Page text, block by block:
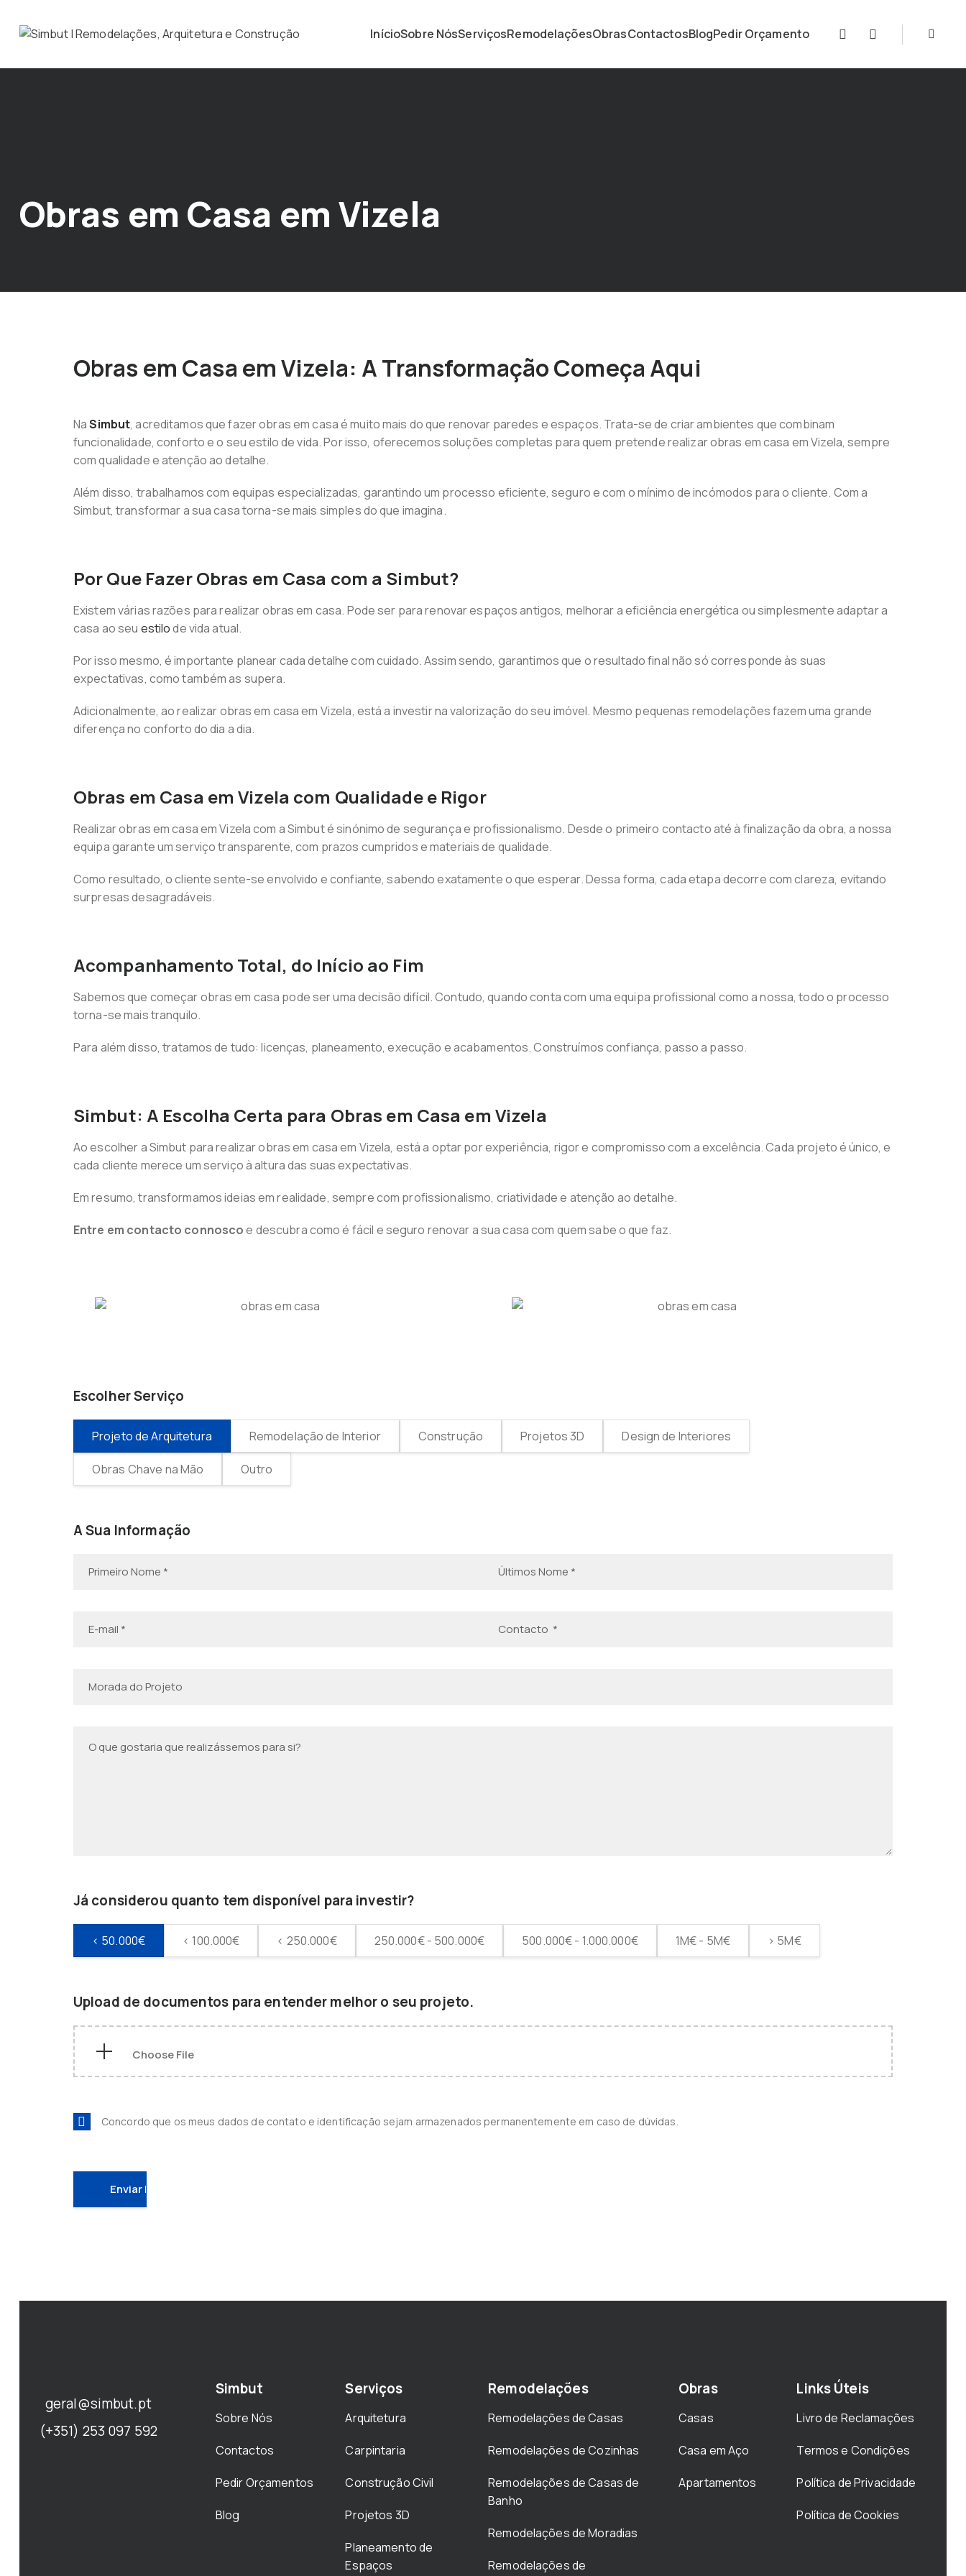
InícioSobre NósServiçosRemodelaçõesObrasContactosBlogPedir Orçamento
Obras em Casa em Vizela
Obras em Casa em Vizela: A Transformação Começa Aqui
NaSimbut, acreditamos que fazer obras em casa é muito mais do que renovar paredes e espaços. Trata-se de criar ambientes que combinam
funcionalidade, conforto e o seu estilo de vida. Por isso, oferecemos soluções completas para quem pretende realizar obras em casa em Vizela, sempre
com qualidade e atenção ao detalhe.
Além disso, trabalhamos com equipas especializadas, garantindo um processo eficiente, seguro e com o mínimo de incómodos para o cliente. Com a
Simbut, transformar a sua casa torna-se mais simples do que imagina.
Por Que Fazer Obras em Casa com a Simbut?
Existem várias razões para realizar obras em casa. Pode ser para renovar espaços antigos, melhorar a eficiência energética ou simplesmente adaptar a
casa ao seu estilode vida atual.
Por isso mesmo, é importante planear cada detalhe com cuidado. Assim sendo, garantimos que o resultado final não só corresponde às suas
expectativas, como também as supera.
Adicionalmente, ao realizar obras em casa em Vizela, está a investir na valorização do seu imóvel. Mesmo pequenas remodelações fazem uma grande
diferença no conforto do dia a dia.
Obras em Casa em Vizela com Qualidade e Rigor
Realizar obras em casa em Vizela com a Simbut é sinónimo de segurança e profissionalismo. Desde o primeiro contacto até à finalização da obra, a nossa
equipa garante um serviço transparente, com prazos cumpridos e materiais de qualidade.
Como resultado, o cliente sente-se envolvido e confiante, sabendo exatamente o que esperar. Dessa forma, cada etapa decorre com clareza, evitando
surpresas desagradáveis.
Acompanhamento Total, do Início ao Fim
Sabemos que começar obras em casa pode ser uma decisão difícil. Contudo, quando conta com uma equipa profissional como a nossa, todo o processo
torna-se mais tranquilo.
Para além disso, tratamos de tudo: licenças, planeamento, execução e acabamentos. Construímos confiança, passo a passo.
Simbut: A Escolha Certa para Obras em Casa em Vizela
Ao escolher a Simbut para realizar obras em casa em Vizela, está a optar por experiência, rigor e compromisso com a excelência. Cada projeto é único, e
cada cliente merece um serviço à altura das suas expectativas.
Em resumo, transformamos ideias em realidade, sempre com profissionalismo, criatividade e atenção ao detalhe.
Entre em contacto connoscoe descubra como é fácil e seguro renovar a sua casa com quem sabe o que faz.
Escolher Serviço
Projeto de Arquitetura Remodelação de Interior Construção Projetos 3D Design de Interiores
Obras Chave na Mão Outro
A Sua Informação
Já considerou quanto tem disponível para investir?
< 50.000€ < 100.000€ < 250.000€ 250.000€ - 500.000€ 500.000€ - 1.000.000€ 1M€ - 5M€ > 5M€
Upload de documentos para entender melhor o seu projeto.
Concordo que os meus dados de contato e identificação sejam armazenados permanentemente em caso de dúvidas.
geral@simbut.pt
(+351) 253 097 592
Simbut
Sobre Nós
Contactos
Pedir Orçamentos
Blog
Serviços
Arquitetura
Carpintaria
Construção Civil
Projetos 3D
Planeamento de
Espaços
Remodelações
Remodelações de Casas
Remodelações de Cozinhas
Remodelações de Casas de
Banho
Remodelações de Moradias
Remodelações de
Obras
Casas
Casa em Aço
Apartamentos
Links Úteis
Livro de Reclamações
Termos e Condições
Política de Privacidade
Política de Cookies